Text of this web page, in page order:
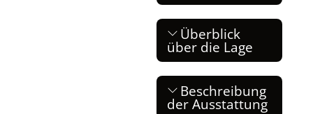
Überblick
über die Lage
Beschreibung
der Ausstattung